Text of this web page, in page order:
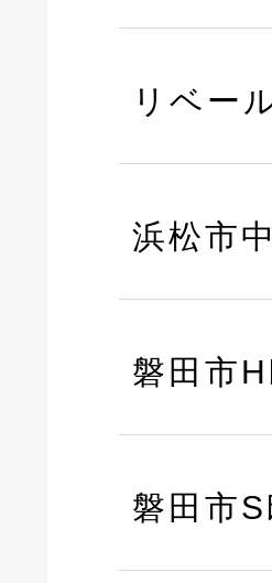
リベー
浜松市
磐田市H
磐田市S